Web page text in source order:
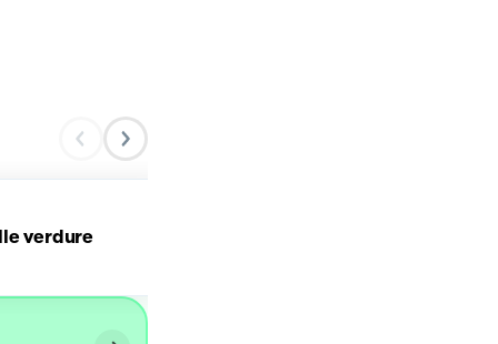
verdure